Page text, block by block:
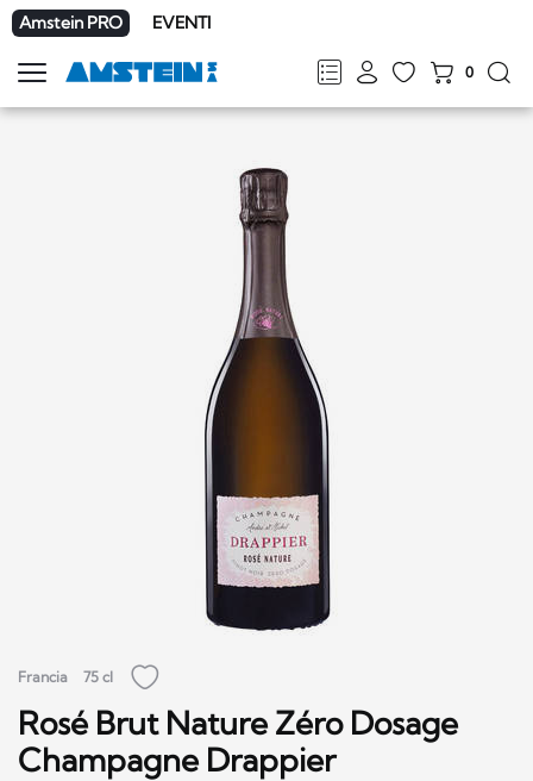
Amstein PRO EVENTI
FRDEENIT
0
Mostra
la
Francia 75 cl
Rosé Brut Nature Zéro Dosage
Champagne Drappier